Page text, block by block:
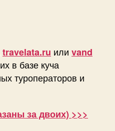
travelata.ru или vand
в базе куча
туроператоров и
за двоих) >>>